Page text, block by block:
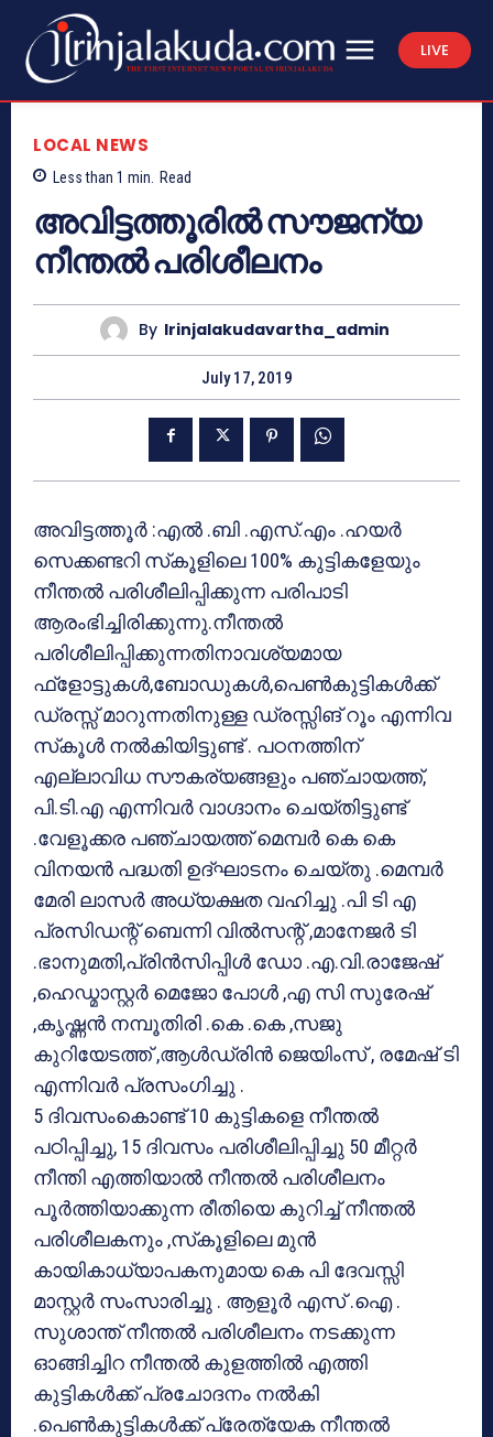
LIVE
LOCAL NEWS
Less than 1 min. Read
അവിട്ടത്തൂരില്‍ സൗജന്യ
നീന്തല്‍ പരിശീലനം
By Irinjalakudavartha_admin
July 17, 2019
അവിട്ടത്തൂര്‍ :എല്‍ .ബി .എസ്.എം .ഹയര്‍
സെക്കണ്ടറി സ്‌കൂളിലെ 100% കുട്ടികളേയും
നീന്തല്‍ പരിശീലിപ്പിക്കുന്ന പരിപാടി
ആരംഭിച്ചിരിക്കുന്നു.നീന്തല്‍
പരിശീലിപ്പിക്കുന്നതിനാവശ്യമായ
ഫ്‌ളോട്ടുകള്‍,ബോഡുകള്‍,പെണ്‍കുട്ടികള്‍ക്ക്
ഡ്രസ്സ് മാറുന്നതിനുള്ള ഡ്രസ്സിങ് റൂം എന്നിവ
സ്‌കൂള്‍ നല്‍കിയിട്ടുണ്ട് . പഠനത്തിന്
എല്ലാവിധ സൗകര്യങ്ങളും പഞ്ചായത്ത്,
പി.ടി.എ എന്നിവര്‍ വാഗ്ദാനം ചെയ്തിട്ടുണ്ട്
.വേളൂക്കര പഞ്ചായത്ത് മെമ്പര്‍ കെ കെ
വിനയന്‍ പദ്ധതി ഉദ്ഘാടനം ചെയ്തു .മെമ്പര്‍
മേരി ലാസര്‍ അധ്യക്ഷത വഹിച്ചു .പി ടി എ
പ്രസിഡന്റ് ബെന്നി വില്‍സന്റ് ,മാനേജര്‍ ടി
.ഭാനുമതി,പ്രിന്‍സിപ്പിള്‍ ഡോ .എ.വി.രാജേഷ്
,ഹെഡ്മാസ്റ്റര്‍ മെജോ പോള്‍ ,എ സി സുരേഷ്
,കൃഷ്ണന്‍ നമ്പൂതിരി .കെ .കെ ,സജു
കുറിയേടത്ത് ,ആള്‍ഡ്രിന്‍ ജെയിംസ് , രമേഷ് ടി
എന്നിവര്‍ പ്രസംഗിച്ചു .
5 ദിവസംകൊണ്ട് 10 കുട്ടികളെ നീന്തല്‍
പഠിപ്പിച്ചു, 15 ദിവസം പരിശീലിപ്പിച്ചു 50 മീറ്റര്‍
നീന്തി എത്തിയാല്‍ നീന്തല്‍ പരിശീലനം
പൂര്‍ത്തിയാക്കുന്ന രീതിയെ കുറിച്ച് നീന്തല്‍
പരിശീലകനും ,സ്‌കൂളിലെ മുന്‍
കായികാധ്യാപകനുമായ കെ പി ദേവസ്സി
മാസ്റ്റര്‍ സംസാരിച്ചു . ആളൂര്‍ എസ് .ഐ .
സുശാന്ത് നീന്തല്‍ പരിശീലനം നടക്കുന്ന
ഓങ്ങിച്ചിറ നീന്തല്‍ കുളത്തില്‍ എത്തി
കുട്ടികള്‍ക്ക് പ്രചോദനം നല്‍കി
.പെണ്‍കുട്ടികള്‍ക്ക് പ്രേത്യേക നീന്തല്‍